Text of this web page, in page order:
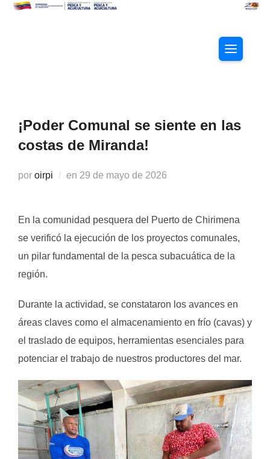
Saltar
¡Poder Comunal se siente en las
costas de Miranda!
por oirpi en Publicado
29 de mayo de 2026
En la comunidad pesquera del Puerto de Chirimena
se verificó la ejecución de los proyectos comunales,
un pilar fundamental de la pesca subacuática de la
región.
Durante la actividad, se constataron los avances en
áreas claves como el almacenamiento en frío (cavas) y
el traslado de equipos, herramientas esenciales para
potenciar el trabajo de nuestros productores del mar.